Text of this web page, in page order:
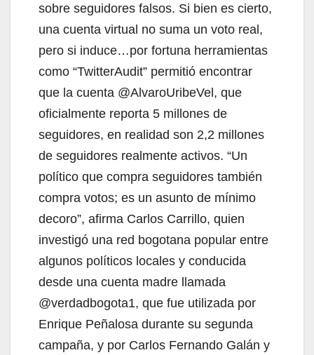
sobre seguidores falsos. Si bien es cierto,
una cuenta virtual no suma un voto real,
pero si induce…por fortuna herramientas
como “TwitterAudit” permitió encontrar
que la cuenta @AlvaroUribeVel, que
oficialmente reporta 5 millones de
seguidores, en realidad son 2,2 millones
de seguidores realmente activos. “Un
político que compra seguidores también
compra votos; es un asunto de mínimo
decoro”, afirma Carlos Carrillo, quien
investigó una red bogotana popular entre
algunos políticos locales y conducida
desde una cuenta madre llamada
@verdadbogota1, que fue utilizada por
Enrique Peñalosa durante su segunda
campaña, y por Carlos Fernando Galán y